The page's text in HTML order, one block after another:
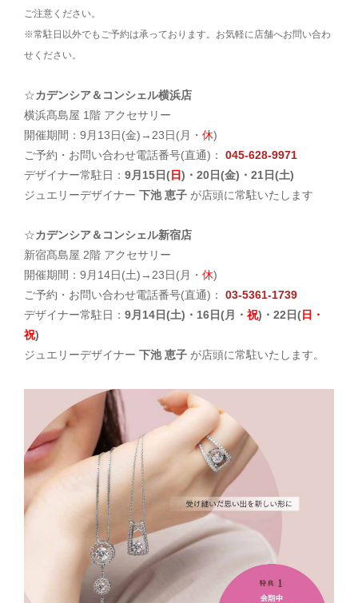
ご注意ください。
※常駐日以外でもご予約は承っております。お気軽に店舗へお問い合わ
せください。
☆カデンシア＆コンシェル横浜店
横浜髙島屋 1階 アクセサリー
開催期間：9月13日(金)→23日(月・ 休)
ご予約・お問い合わせ電話番号(直通)： 045-628-9971
デザイナー常駐日： 9月15日(日)・20日(金)・21日(土)
ジュエリーデザイナー 下池 恵子 が店頭に常駐いたします
☆カデンシア＆コンシェル新宿店
新宿髙島屋 2階 アクセサリー
開催期間：9月14日(土)→23日(月・ 休)
ご予約・お問い合わせ電話番号(直通)： 03-5361-1739
デザイナー常駐日： 9月14日(土)・16日(月・ 祝)・22日(日・
祝)
ジュエリーデザイナー 下池 恵子 が店頭に常駐いたします。